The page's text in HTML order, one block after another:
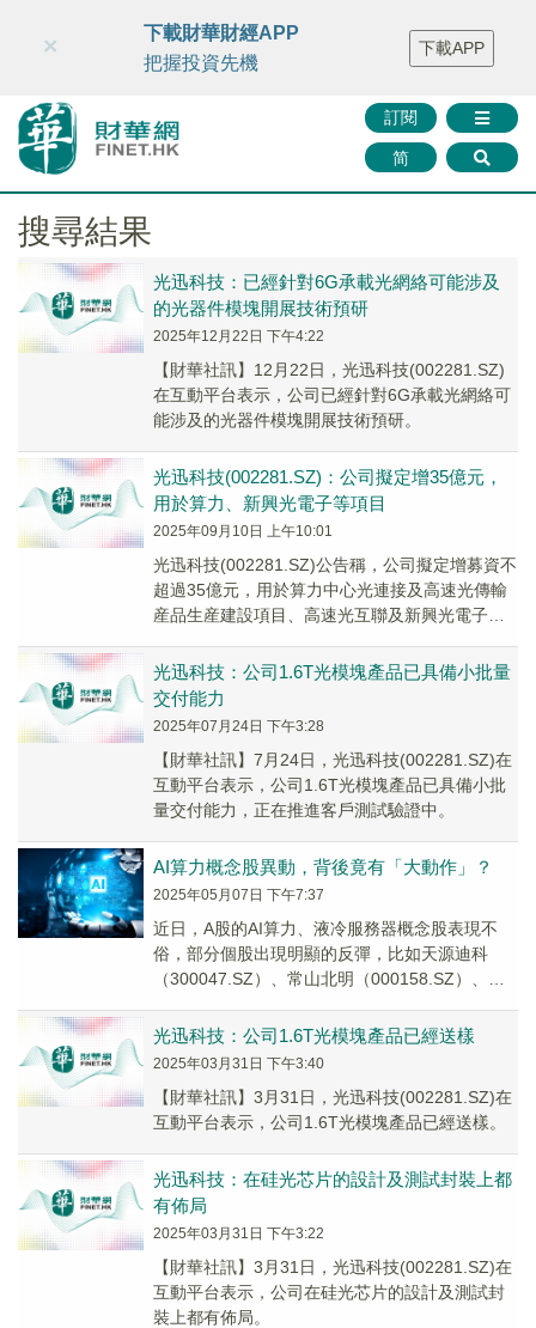
財華智庫網 FINTV FINMETA 財華證券 媒體矩陣
智庫沙龍
聯絡我們
訂閱
简
×
下載財華財經APP
把握投資先機
下載APP
搜尋結果
光迅科技：已經針對6G承載光網絡可能涉及
的光器件模塊開展技術預研
2025年12月22日 下午4:22
【財華社訊】12月22日，光迅科技(002281.SZ)
在互動平台表示，公司已經針對6G承載光網絡可
能涉及的光器件模塊開展技術預研。
光迅科技(002281.SZ)：公司擬定增35億元，
用於算力、新興光電子等項目
2025年09月10日 上午10:01
光迅科技(002281.SZ)公告稱，公司擬定增募資不
超過35億元，用於算力中心光連接及高速光傳輸
産品生産建設項目、高速光互聯及新興光電子技
光迅科技：公司1.6T光模塊產品已具備小批量
交付能力
2025年07月24日 下午3:28
【財華社訊】7月24日，光迅科技(002281.SZ)在
互動平台表示，公司1.6T光模塊產品已具備小批
量交付能力，正在推進客戶測試驗證中。
AI算力概念股異動，背後竟有「大動作」？
2025年05月07日 下午7:37
近日，A股的AI算力、液冷服務器概念股表現不
俗，部分個股出現明顯的反彈，比如天源迪科
（300047.SZ）、常山北明（000158.SZ）、恒
光迅科技：公司1.6T光模塊產品已經送樣
2025年03月31日 下午3:40
【財華社訊】3月31日，光迅科技(002281.SZ)在
互動平台表示，公司1.6T光模塊產品已經送樣。
光迅科技：在硅光芯片的設計及測試封裝上都
有佈局
2025年03月31日 下午3:22
【財華社訊】3月31日，光迅科技(002281.SZ)在
互動平台表示，公司在硅光芯片的設計及測試封
裝上都有佈局。